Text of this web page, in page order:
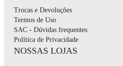
Trocas e Devoluções
Termos de Uso
SAC - Dúvidas frequentes
Política de Privacidade
NOSSAS LOJAS